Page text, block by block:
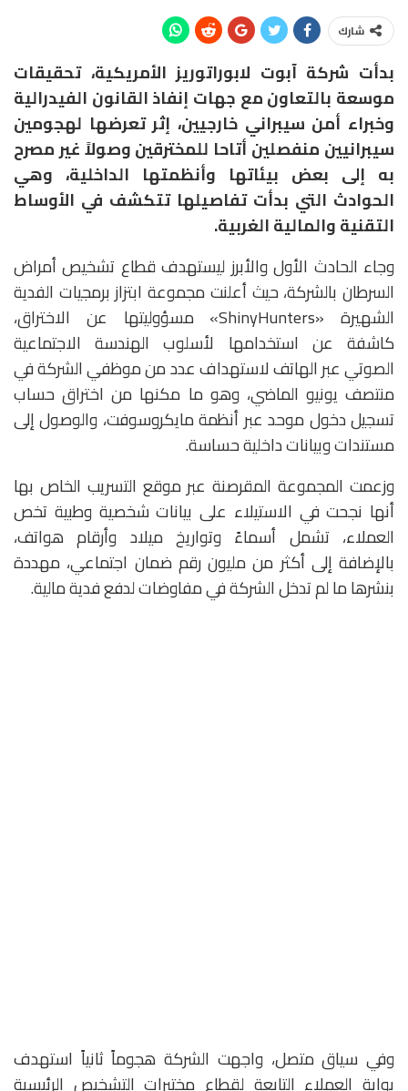
شارك
بدأت شركة آبوت لابوراتوريز الأمريكية، تحقيقات
موسعة بالتعاون مع جهات إنفاذ القانون الفيدرالية
وخبراء أمن سيبراني خارجيين، إثر تعرضها لهجومين
سيبرانيين منفصلين أتاحا للمخترقين وصولاً غير مصرح
به إلى بعض بيئاتها وأنظمتها الداخلية، وهي
الحوادث التي بدأت تفاصيلها تتكشف في الأوساط
التقنية والمالية الغربية.
وجاء الحادث الأول والأبرز ليستهدف قطاع تشخيص أمراض
السرطان بالشركة، حيث أعلنت مجموعة ابتزاز برمجيات الفدية
الشهيرة «ShinyHunters» مسؤوليتها عن الاختراق،
كاشفة عن استخدامها لأسلوب الهندسة الاجتماعية
الصوتي عبر الهاتف لاستهداف عدد من موظفي الشركة في
منتصف يونيو الماضي، وهو ما مكنها من اختراق حساب
تسجيل دخول موحد عبر أنظمة مايكروسوفت، والوصول إلى
مستندات وبيانات داخلية حساسة.
وزعمت المجموعة المقرصنة عبر موقع التسريب الخاص بها
أنها نجحت في الاستيلاء على بيانات شخصية وطبية تخص
العملاء، تشمل أسماءً وتواريخ ميلاد وأرقام هواتف،
بالإضافة إلى أكثر من مليون رقم ضمان اجتماعي، مهددة
بنشرها ما لم تدخل الشركة في مفاوضات لدفع فدية مالية.
وفي سياق متصل، واجهت الشركة هجوماً ثانياً استهدف
بوابة العملاء التابعة لقطاع مختبرات التشخيص الرئيسية